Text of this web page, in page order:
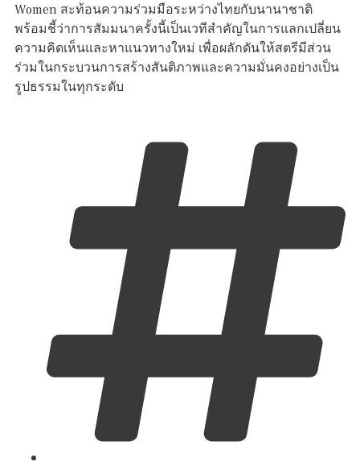
Women สะท้อนความร่วมมือระหว่างไทยกับนานาชาติ
พร้อมชี้ว่าการสัมมนาครั้งนี้เป็นเวทีสำคัญในการแลกเปลี่ยน
ความคิดเห็นและหาแนวทางใหม่ เพื่อผลักดันให้สตรีมีส่วน
ร่วมในกระบวนการสร้างสันติภาพและความมั่นคงอย่างเป็น
รูปธรรมในทุกระดับ